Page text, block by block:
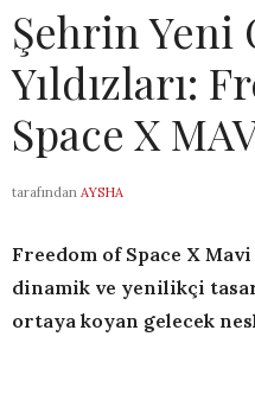
Şehrin Yeni
Yıldızları:
Space X
tarafından AYSHA
Freedom of Space X Mavi
dinamik ve yenilikçi
ortaya koyan gelecek